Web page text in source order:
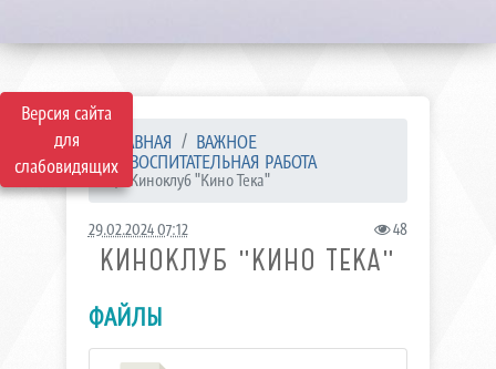
Версия сайта
для
слабовидящих
ГЛАВНАЯ
ВАЖНОЕ
ВОСПИТАТЕЛЬНАЯ РАБОТА
Киноклуб "Кино Тека"
29.02.2024 07:12 48
КИНОКЛУБ "КИНО ТЕКА"
ФАЙЛЫ